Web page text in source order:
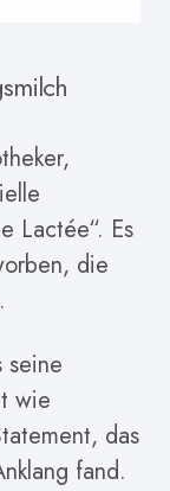
Lactée“. Es
die
seine
wie
das
fand.